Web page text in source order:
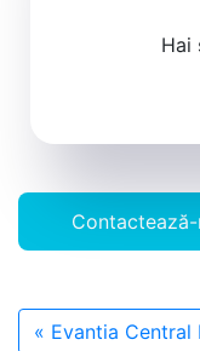
Hai
Contactează-
« Evantia Central